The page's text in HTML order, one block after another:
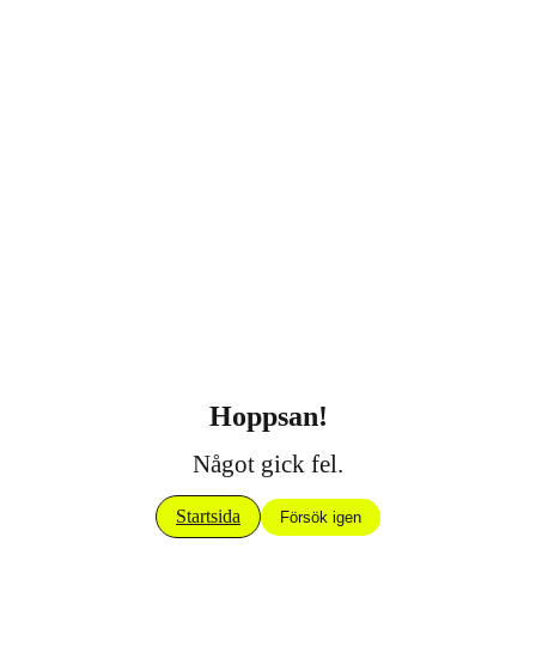
Hoppsan!
Något gick fel.
Startsida Försök igen